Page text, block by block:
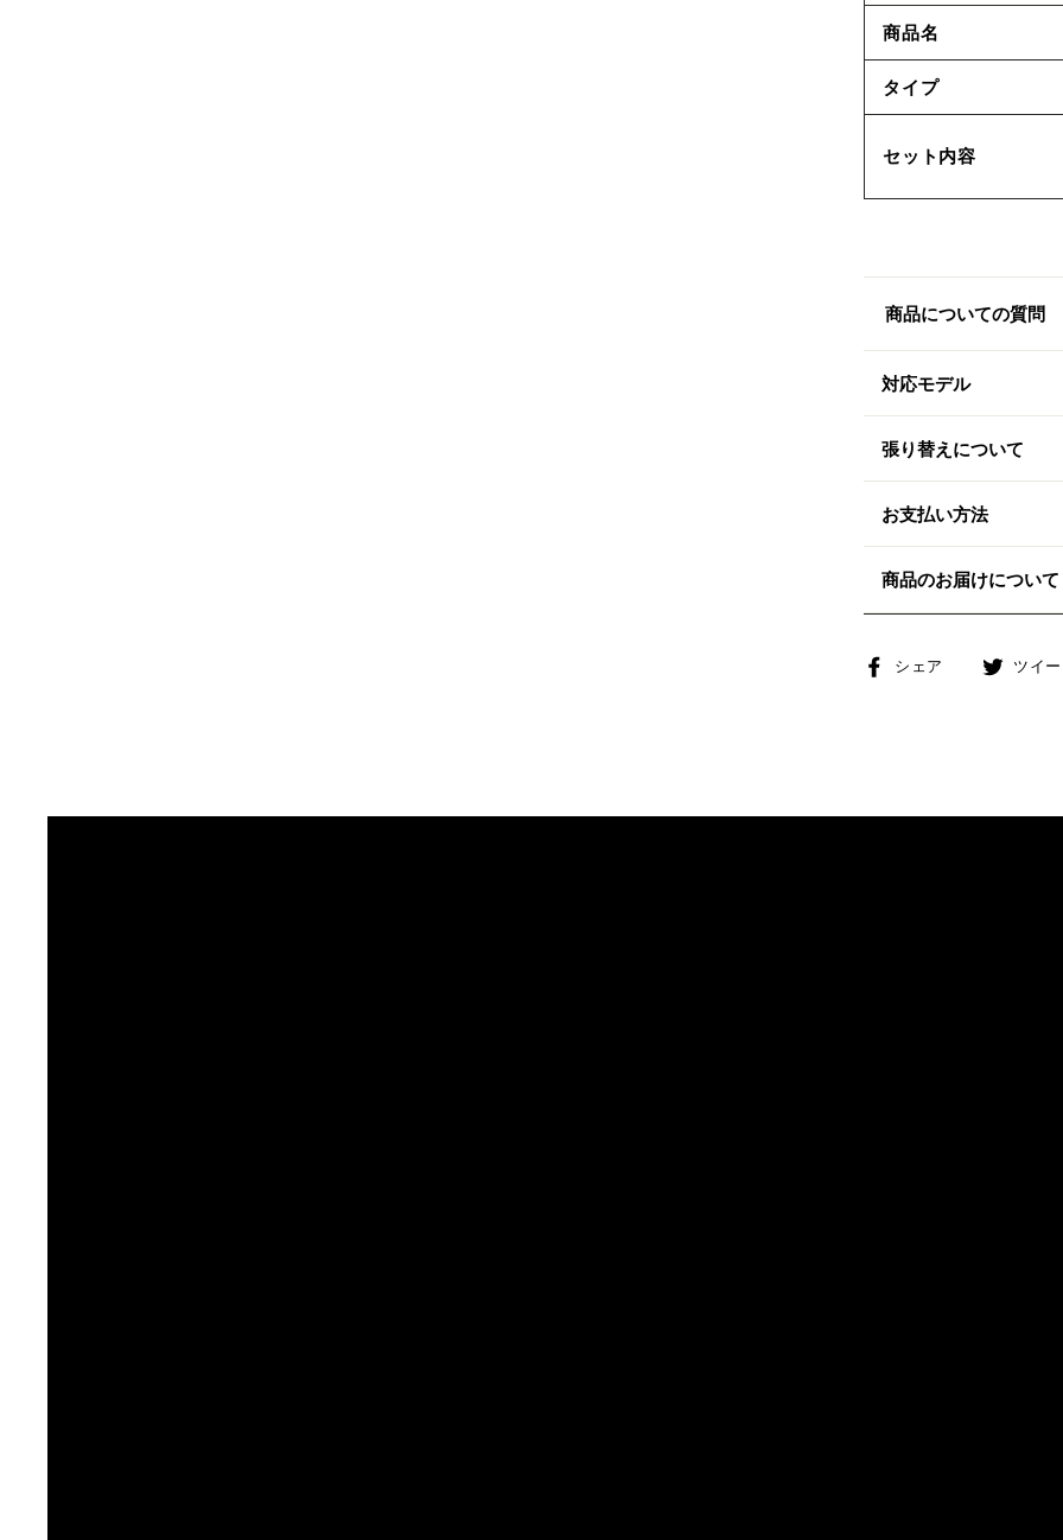
商品名
タイプ
セット内容
商品についての質問
対応モデル
張り替えについて
お支払い方法
商品のお届けについて
シェア
Facebook
す
ツイー